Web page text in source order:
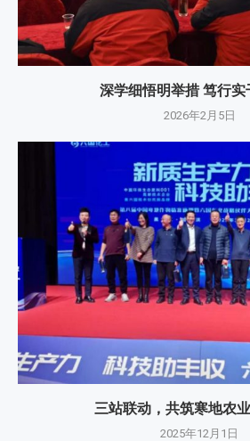
深学细悟明举措 笃行实
2026年2月5日
三站联动，共筑寒地农
2025年12月1日